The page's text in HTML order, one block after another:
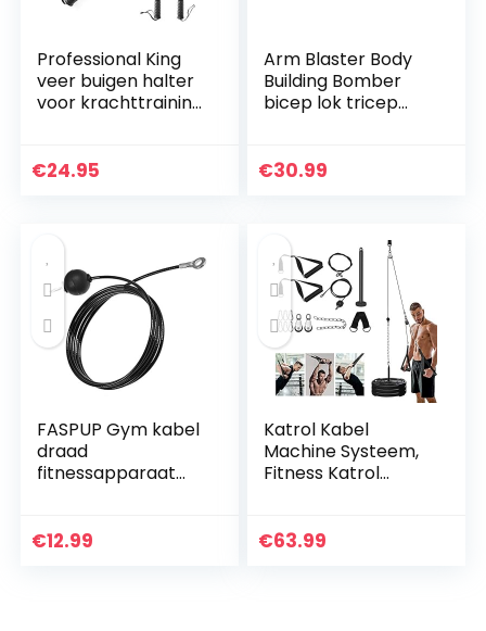
Professional King
veer buigen halter
voor krachttraining
flexibele veer
€24.95
Arm Blaster Body
Building Bomber
bicep lok tricep
verstelbaar
€30.99
FASPUP Gym kabel
draad
fitnessapparaat
kabel fitness home
€12.99
Katrol Kabel
Machine Systeem,
Fitness Katrol
Stalen Touw DIY
€63.99